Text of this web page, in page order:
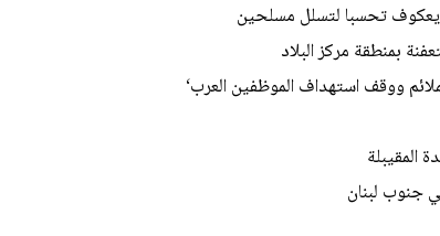
تحسبا لتسلل مسلحين
بمنطقة مركز البلاد
ووقف استهداف الموظفين العرب‘
المقيبلة
جنوب لبنان